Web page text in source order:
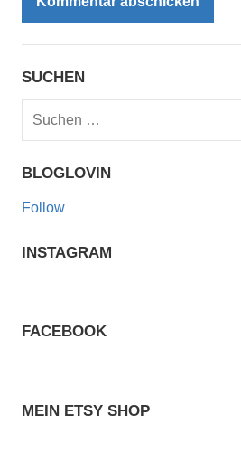
SUCHEN
Suchen
BLOGLOVIN
Follow
INSTAGRAM
FACEBOOK
MEIN ETSY SHOP